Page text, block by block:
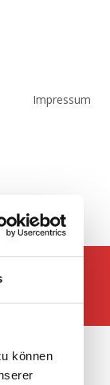
können
Impressum